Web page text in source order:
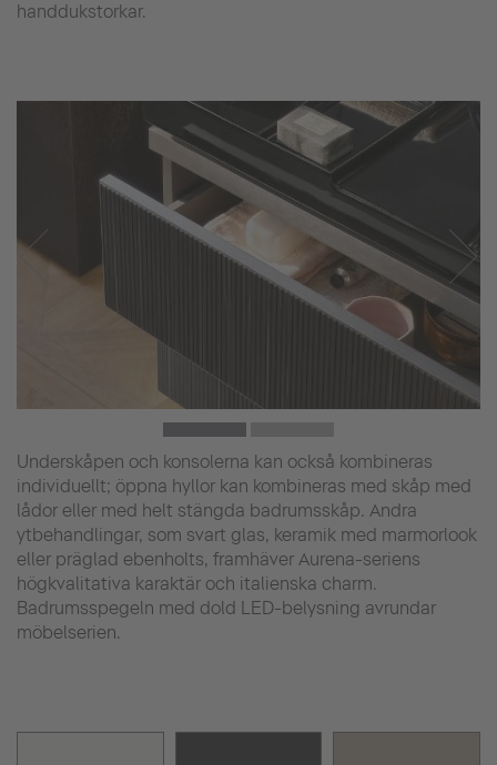
handdukstorkar.
Underskåpen och konsolerna kan också kombineras
individuellt; öppna hyllor kan kombineras med skåp med
lådor eller med helt stängda badrumsskåp. Andra
ytbehandlingar, som svart glas, keramik med marmorlook
eller präglad ebenholts, framhäver Aurena-seriens
högkvalitativa karaktär och italienska charm.
Badrumsspegeln med dold LED-belysning avrundar
möbelserien.